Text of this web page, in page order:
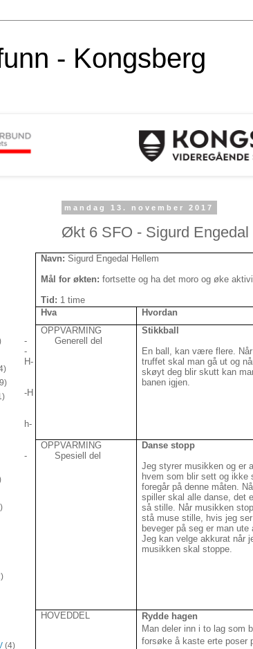
- Kongsberg
mandag 13. november 2017
Økt 6 SFO - Sigurd Engedal
Navn: Sigurd Engedal Hellem
Mål for økten: fortsette og ha det moro og øke
Tid: 1 time
Hva
Hvordan
OPPVARMING
- Generell del
-
H-
-H
h-
Stikkball
En ball, kan være flere.
truffet skal man gå ut og
skøyt deg blir skutt kan
banen igjen.
OPPVARMING
- Spesiell del
Danse stopp
Jeg styrer musikken og er
hvem som blir sett og ikke
foregår på denne måten.
spiller skal alle danse, det
så stille. Når musikken
stå muse stille, hvis jeg
beveger på seg er man ute
Jeg kan velge akkurat når
musikken skal stoppe.
HOVEDDEL
Rydde hagen
Man deler inn i to lag som
forsøke å kaste erte poser
(4)